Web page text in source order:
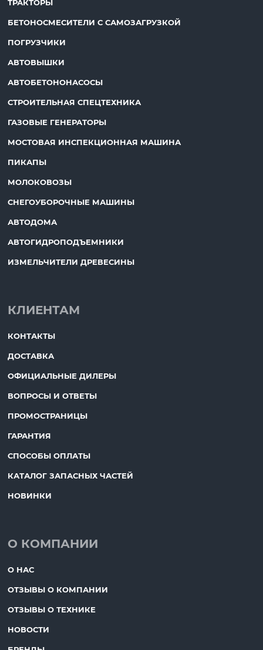
ТРАКТОРЫ
БЕТОНОСМЕСИТЕЛИ С САМОЗАГРУЗКОЙ
ПОГРУЗЧИКИ
АВТОВЫШКИ
АВТОБЕТОНОНАСОСЫ
СТРОИТЕЛЬНАЯ СПЕЦТЕХНИКА
ГАЗОВЫЕ ГЕНЕРАТОРЫ
МОСТОВАЯ ИНСПЕКЦИОННАЯ МАШИНА
ПИКАПЫ
МОЛОКОВОЗЫ
СНЕГОУБОРОЧНЫЕ МАШИНЫ
АВТОДОМА
АВТОГИДРОПОДЪЕМНИКИ
ИЗМЕЛЬЧИТЕЛИ ДРЕВЕСИНЫ
КЛИЕНТАМ
КОНТАКТЫ
ДОСТАВКА
ОФИЦИАЛЬНЫЕ ДИЛЕРЫ
ВОПРОСЫ И ОТВЕТЫ
ПРОМОСТРАНИЦЫ
ГАРАНТИЯ
СПОСОБЫ ОПЛАТЫ
КАТАЛОГ ЗАПАСНЫХ ЧАСТЕЙ
НОВИНКИ
О КОМПАНИИ
О НАС
ОТЗЫВЫ О КОМПАНИИ
ОТЗЫВЫ О ТЕХНИКЕ
НОВОСТИ